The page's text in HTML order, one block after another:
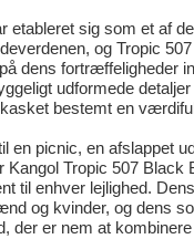
etableret sig som et af
og Tropic
dens fortræffeligheder
udformede
bestemt en
en picnic, en afslappet
Kangol Tropic 507 Black
til enhver lejlighed.
og kvinder, og dens
der er nem at